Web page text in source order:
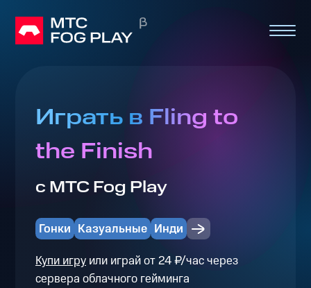
Играть в Fling to
the Finish
с МТС Fog Play
Гонки Казуальные Инди
Купи игруили играй от 24 ₽/час через
сервера облачного гейминга